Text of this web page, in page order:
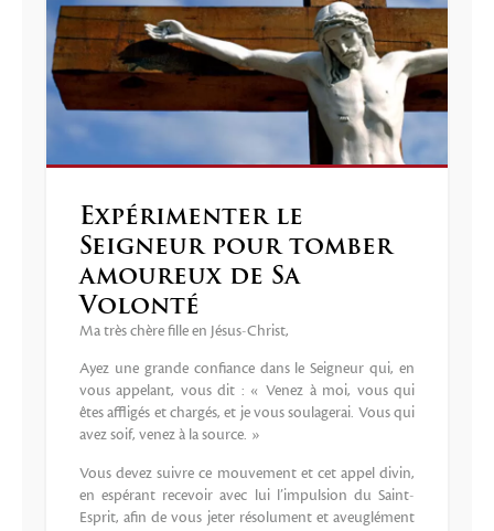
Expérimenter le
Seigneur pour tomber
amoureux de Sa
Volonté
Ma très chère fille en Jésus-Christ,
Ayez une grande confiance dans le Seigneur qui, en
vous appelant, vous dit : « Venez à moi, vous qui
êtes affligés et chargés, et je vous soulagerai. Vous qui
avez soif, venez à la source. »
Vous devez suivre ce mouvement et cet appel divin,
en espérant recevoir avec lui l’impulsion du Saint-
Esprit, afin de vous jeter résolument et aveuglément